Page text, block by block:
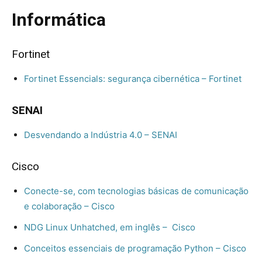
Informática
Fortinet
Fortinet Essencials: segurança cibernética – Fortinet
SENAI
Desvendando a Indústria 4.0 – SENAI
Cisco
Conecte-se, com tecnologias básicas de comunicação
e colaboração – Cisco
NDG Linux Unhatched, em inglês – Cisco
Conceitos essenciais de programação Python – Cisco